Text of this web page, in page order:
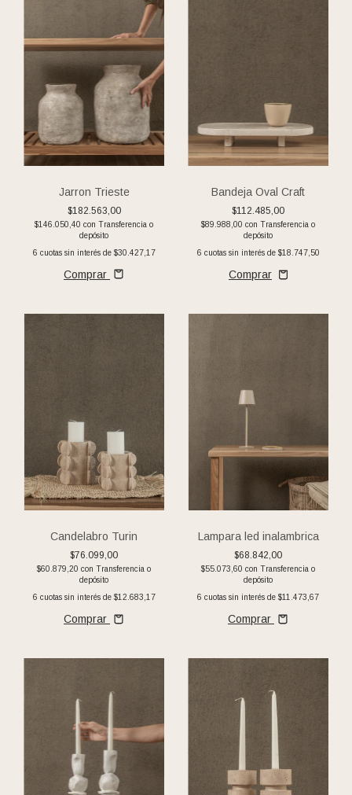
Jarron Trieste
$182.563,00
$146.050,40 con Transferencia o
depósito
6 cuotas sin interés de $30.427,17
Comprar
Bandeja Oval Craft
$112.485,00
$89.988,00 con Transferencia o
depósito
6 cuotas sin interés de $18.747,50
Candelabro Turin
$76.099,00
$60.879,20 con Transferencia o
depósito
6 cuotas sin interés de $12.683,17
Comprar
Lampara led inalambrica
$68.842,00
$55.073,60 con Transferencia o
depósito
6 cuotas sin interés de $11.473,67
Comprar